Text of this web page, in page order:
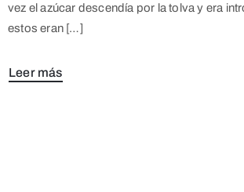
vez el azúcar descendía por la tolva y era
estos eran […]
Leer más